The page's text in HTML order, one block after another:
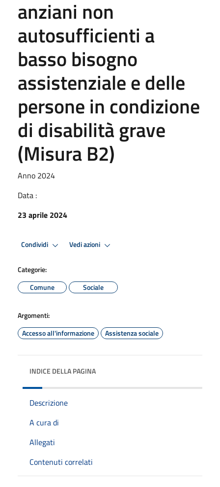
anziani non
autosufficienti a
basso bisogno
assistenziale e delle
persone in condizione
di disabilità grave
(Misura B2)
Anno 2024
Data :
23 aprile 2024
Condividi Vedi azioni
Categorie:
Comune
Sociale
Argomenti:
Accesso all'informazione
Assistenza sociale
INDICE DELLA PAGINA
Descrizione
A cura di
Allegati
Contenuti correlati